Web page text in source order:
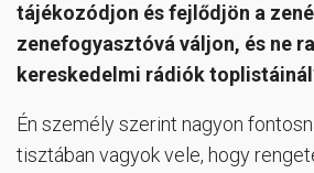
tájékozódjon és fejlődjön a
zenefogyasztóvá váljon, és ne
kereskedelmi rádiók
Én személy szerint nagyon
tisztában vagyok vele, hogy